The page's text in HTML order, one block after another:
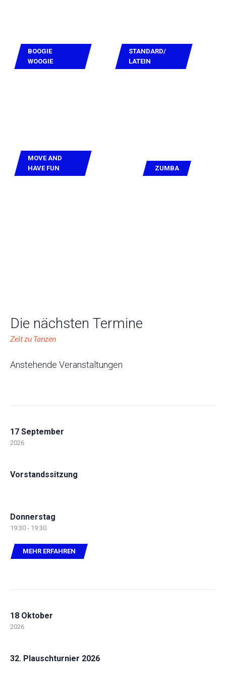
BOOGIE
WOOGIE
STANDARD/
LATEIN
MOVE AND
HAVE FUN
ZUMBA
Die nächsten Termine
Zeit zu Tanzen
Anstehende Veranstaltungen
17 September
2026
Vorstandssitzung
Donnerstag
19:30 - 19:30
MEHR ERFAHREN
18 Oktober
2026
32. Plauschturnier 2026